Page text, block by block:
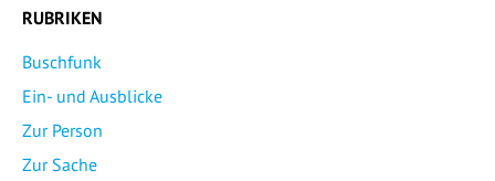
RUBRIKEN
Buschfunk
Ein- und Ausblicke
Zur Person
Zur Sache